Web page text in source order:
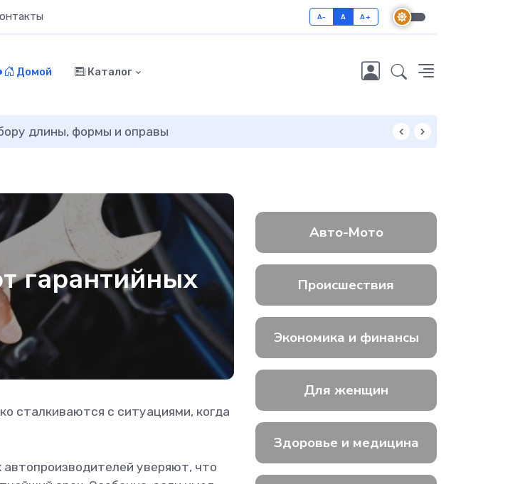
A- A A+
Домой Каталог
длины, формы и оправы
гарантийных
сталкиваются с ситуациями, когда
уверяют, что
Авто-Мото
Происшествия
Экономика и финансы
Для женщин
Здоровье и медицина